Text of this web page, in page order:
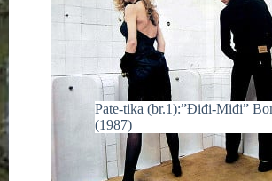
Pate-tika (br.1):”Điđi-Miđi”
(1987)